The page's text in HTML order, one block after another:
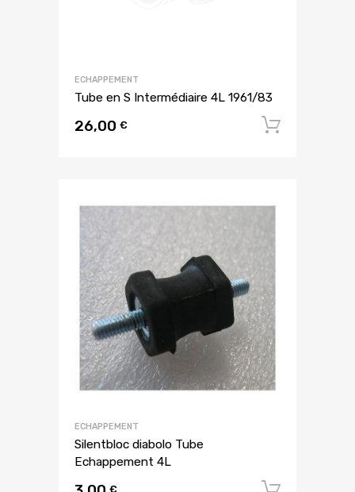
ECHAPPEMENT
Tube en S Intermédiaire 4L 1961/83
26,00 €
ECHAPPEMENT
Silentbloc diabolo Tube
Echappement 4L
€